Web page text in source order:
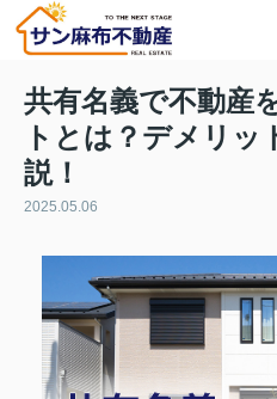
共有名義で不動産
トとは？デメリッ
説！
2025.05.06